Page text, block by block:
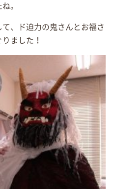
。
、ド迫力の鬼さんとお福さ
ました！